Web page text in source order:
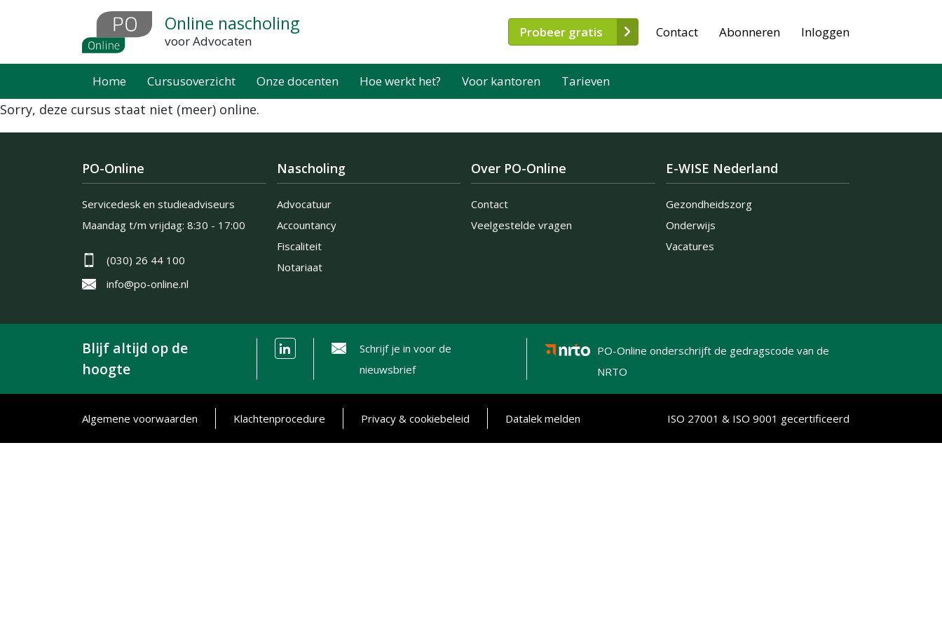
inhoud
gaan
Online nascholing
voor Advocaten
Probeer gratis Contact Abonneren Inloggen
Home Cursusoverzicht Onze docenten Hoe werkt het? Voor kantoren Tarieven
Sorry, deze cursus staat niet (meer) online.
PO-Online
Servicedesk en studieadviseurs
Maandag t/m vrijdag: 8:30 - 17:00
(030) 26 44 100
info@po-online.nl
Nascholing
Advocatuur
Accountancy
Fiscaliteit
Notariaat
Over PO-Online
Contact
Veelgestelde vragen
E-WISE Nederland
Gezondheidszorg
Onderwijs
Vacatures
Blijf altijd op de
hoogte
Schrijf je in voor de
nieuwsbrief
PO-Online onderschrijft de gedragscode van de
NRTO
Algemene voorwaarden Klachtenprocedure Privacy & cookiebeleid Datalek melden ISO 27001 & ISO 9001 gecertificeerd